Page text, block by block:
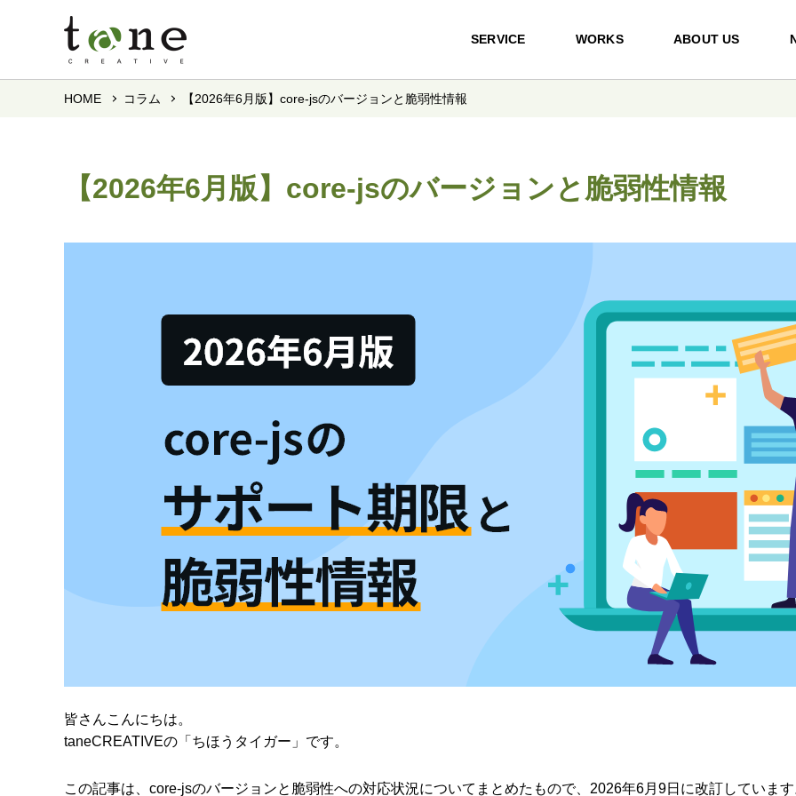
SERVICE WORKS ABOUT US
HOME コラム 【2026年6月版】core-jsのバージョンと脆弱性情報
【2026年6月版】core-jsのバージョンと脆弱性情報
皆さんこんにちは。
taneCREATIVEの「ちほうタイガー」です。
この記事は、core-jsのバージョンと脆弱性への対応状況についてまとめたもので、2026年6月9日に改訂していま